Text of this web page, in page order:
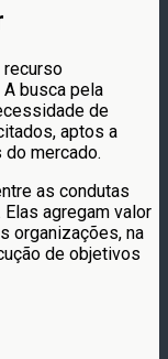
busca pela
de
aptos a
mercado.
as condutas
agregam valor
organizações, na
de objetivos